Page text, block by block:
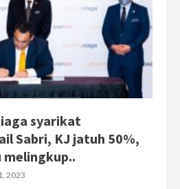
syarikat
Sabri, KJ jatuh 50%,
melingkup..
2023